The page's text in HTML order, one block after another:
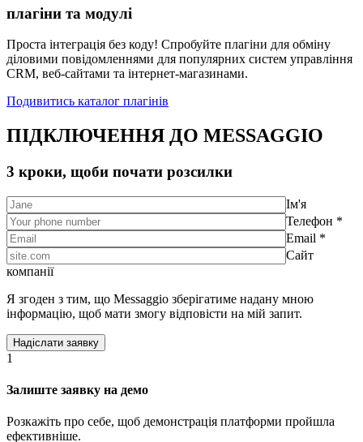
плагіни та модулі
Проста інтеграція без коду! Спробуйте плагіни для обміну
діловими повідомленнями для популярних систем управління
CRM, веб-сайтами та інтернет-магазинами.
Подивитись каталог плагінів
ПІДКЛЮЧЕННЯ ДО MESSAGGIO
3 кроки, щоби почати розсилки
Ім'я
Телефон *
Email *
Сайт
компанії
Я згоден з тим, що Messaggio зберігатиме надану мною
інформацію, щоб мати змогу відповісти на мій запит.
1
Залиште заявку на демо
Розкажіть про себе, щоб демонстрація платформи пройшла
ефективніше.